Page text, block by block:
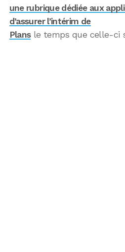
une rubrique dédiée aux
d’assurer l’intérim de
Plansle temps que celle-ci